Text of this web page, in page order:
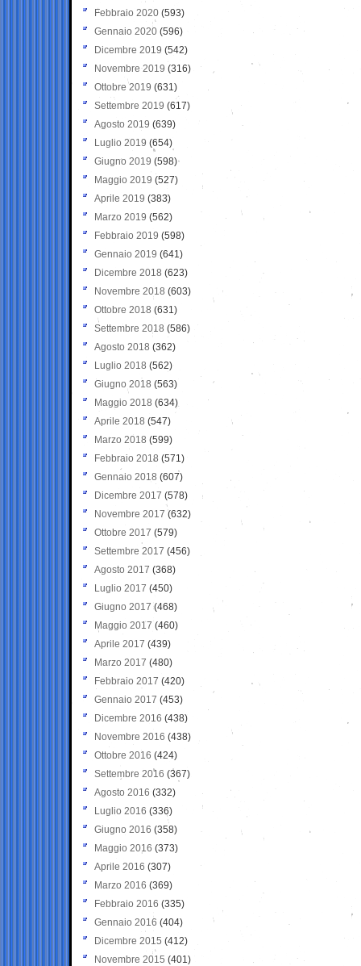
Febbraio 2020 (593)
Gennaio 2020 (596)
Dicembre 2019 (542)
Novembre 2019 (316)
Ottobre 2019 (631)
Settembre 2019 (617)
Agosto 2019 (639)
Luglio 2019 (654)
Giugno 2019 (598)
Maggio 2019 (527)
Aprile 2019 (383)
Marzo 2019 (562)
Febbraio 2019 (598)
Gennaio 2019 (641)
Dicembre 2018 (623)
Novembre 2018 (603)
Ottobre 2018 (631)
Settembre 2018 (586)
Agosto 2018 (362)
Luglio 2018 (562)
Giugno 2018 (563)
Maggio 2018 (634)
Aprile 2018 (547)
Marzo 2018 (599)
Febbraio 2018 (571)
Gennaio 2018 (607)
Dicembre 2017 (578)
Novembre 2017 (632)
Ottobre 2017 (579)
Settembre 2017 (456)
Agosto 2017 (368)
Luglio 2017 (450)
Giugno 2017 (468)
Maggio 2017 (460)
Aprile 2017 (439)
Marzo 2017 (480)
Febbraio 2017 (420)
Gennaio 2017 (453)
Dicembre 2016 (438)
Novembre 2016 (438)
Ottobre 2016 (424)
Settembre 2016 (367)
Agosto 2016 (332)
Luglio 2016 (336)
Giugno 2016 (358)
Maggio 2016 (373)
Aprile 2016 (307)
Marzo 2016 (369)
Febbraio 2016 (335)
Gennaio 2016 (404)
Dicembre 2015 (412)
Novembre 2015 (401)